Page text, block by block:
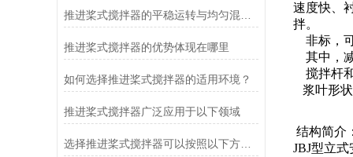
推进桨式搅拌器的优势体现在哪里
如何选择推进桨式搅拌器的适用环境？
推进桨式搅拌器广泛应用于以下领域
选择推进桨式搅拌器可以按照以下方面考虑
速度快、
拌。
非标，
其中，
搅拌杆
浆叶形
结构简介
JBJ型立